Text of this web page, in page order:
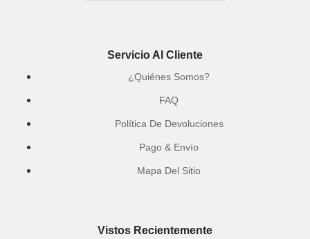
Servicio Al Cliente
¿Quiénes Somos?
FAQ
Política De Devoluciones
Pago & Envío
Mapa Del Sitio
Vistos Recientemente